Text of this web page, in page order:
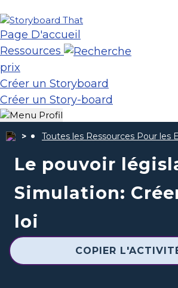
Page D'accueil
Ressources
prix
Créer un Storyboard
Créer un Story-board
Toutes les Ressources Pour les
Le pouvoir
Simulation:
loi
COPIER